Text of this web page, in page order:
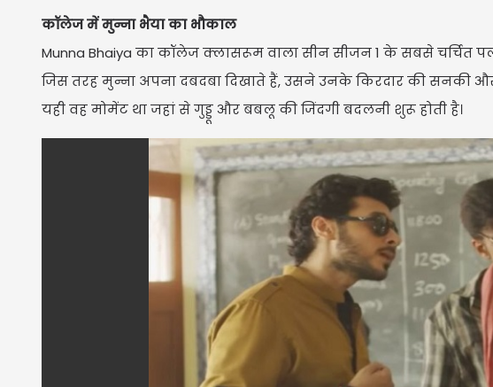
कॉलेज में मुन्ना भैया का भौकाल
Munna Bhaiya का कॉलेज क्लासरूम वाला सीन सीजन 1 के सबसे चर्चित
जिस तरह मुन्ना अपना दबदबा दिखाते हैं, उसने उनके किरदार की सनकी
यही वह मोमेंट था जहां से गुड्डू और बबलू की जिंदगी बदलनी शुरू होती है।